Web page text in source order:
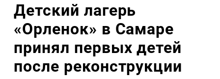
Детский лагерь
«Орленок» в Самаре
принял первых детей
после реконструкции